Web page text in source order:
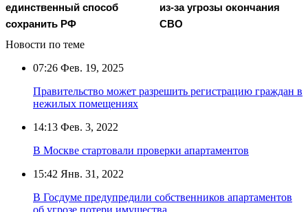
единственный способ
сохранить РФ
из-за угрозы окончания
СВО
Новости по теме
07:26 Фев. 19, 2025
Правительство может разрешить регистрацию граждан в
нежилых помещениях
14:13 Фев. 3, 2022
В Москве стартовали проверки апартаментов
15:42 Янв. 31, 2022
В Госдуме предупредили собственников апартаментов
об угрозе потери имущества